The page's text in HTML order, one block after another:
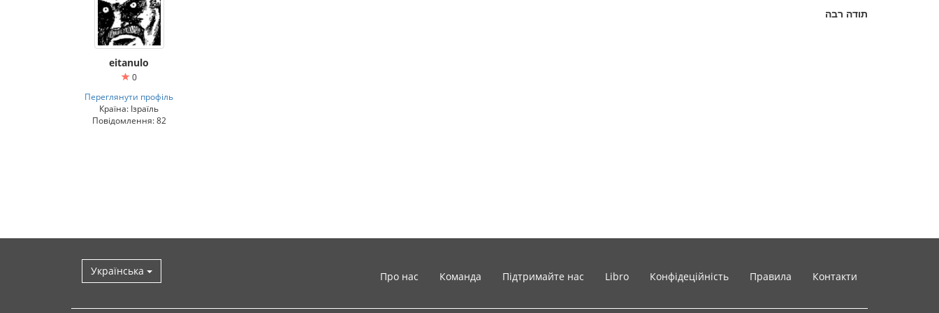
eitanulo
0
Переглянути профіль
Країна: Ізраїль
Повідомлення: 82
תודה רבה
Українська Про нас Команда Підтримайте нас Libro Конфідеційність Правила Контакти